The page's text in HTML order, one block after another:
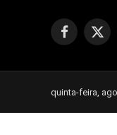
Facebook
X
quinta-feira,